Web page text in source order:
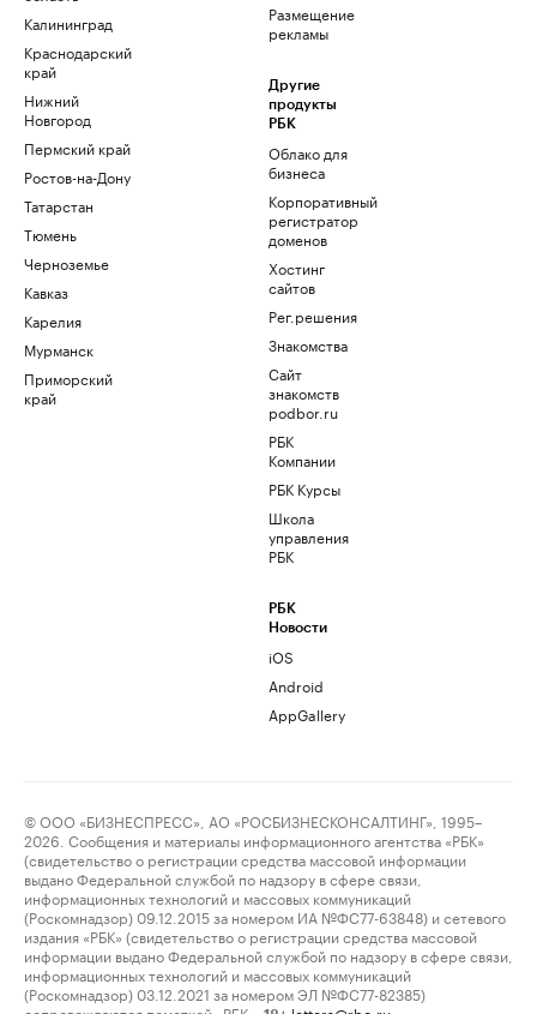
Калининград
Краснодарский
край
Нижний
Новгород
Пермский край
Ростов-на-Дону
Татарстан
Тюмень
Черноземье
Кавказ
Карелия
Мурманск
Приморский
край
Размещение
рекламы
Другие
продукты
РБК
Облако для
бизнеса
Корпоративный
регистратор
доменов
Хостинг
сайтов
Рег.решения
Знакомства
Сайт
знакомств
podbor.ru
РБК
Компании
РБК Курсы
Школа
управления
РБК
РБК
Новости
iOS
Android
AppGallery
© ООО «БИЗНЕСПРЕСС», АО «РОСБИЗНЕСКОНСАЛТИНГ», 1995–
2026. Сообщения и материалы информационного агентства «РБК»
(свидетельство о регистрации средства массовой информации
выдано Федеральной службой по надзору в сфере связи,
информационных технологий и массовых коммуникаций
(Роскомнадзор) 09.12.2015 за номером ИА №ФС77-63848) и сетевого
издания «РБК» (свидетельство о регистрации средства массовой
информации выдано Федеральной службой по надзору в сфере связи,
информационных технологий и массовых коммуникаций
(Роскомнадзор) 03.12.2021 за номером ЭЛ №ФС77-82385)